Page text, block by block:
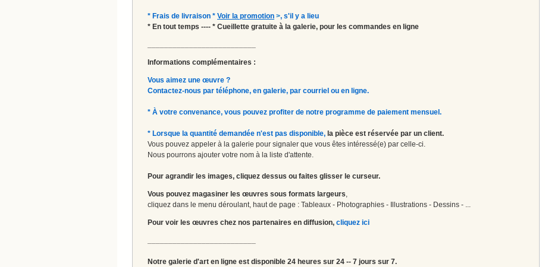
* Frais de livraison * Voir la promotion >, s'il y a lieu
* En tout temps ---- * Cueillette gratuite à la galerie, pour les commandes en ligne
Informations complémentaires :
Vous aimez une œuvre ?
Contactez-nous par téléphone, en galerie, par courriel ou en ligne.
* À votre convenance, vous pouvez profiter de notre programme de paiement mensuel.
* Lorsque la quantité demandée n'est pas disponible, la pièce est réservée par un client.
Vous pouvez appeler à la galerie pour signaler que vous êtes intéressé(e) par celle-ci.
Nous pourrons ajouter votre nom à la liste d'attente.
Pour agrandir les images, cliquez dessus ou faites glisser le curseur.
Vous pouvez magasiner les œuvres sous formats largeurs,
cliquez dans le menu déroulant, haut de page : Tableaux - Photographies - Illustrations - Dessins - ...
Pour voir les œuvres chez nos partenaires en diffusion, cliquez ici
Notre galerie d'art en ligne est disponible 24 heures sur 24 -- 7 jours sur 7.